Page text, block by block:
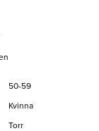
50-59
Kvinna
Torr